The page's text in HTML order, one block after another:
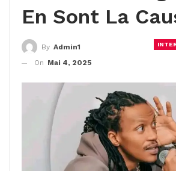
En Sont La
By Admin1
On Mai 4, 2025